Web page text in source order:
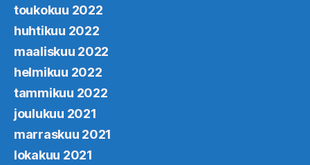
toukokuu 2022
huhtikuu 2022
maaliskuu 2022
helmikuu 2022
tammikuu 2022
joulukuu 2021
marraskuu 2021
lokakuu 2021